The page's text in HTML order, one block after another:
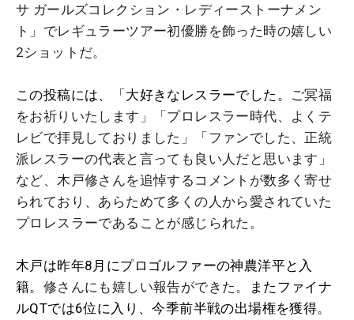
サ ガールズコレクション・レディーストーナメン
ト 」でレギュラーツアー初優勝を飾った時の嬉しい
2ショットだ。
この投稿には、「大好きなレスラーでした。 ご冥福
をお祈りいたします」「プロレスラー時代、よくテ
レビで拝見しておりました」「ファンでした、正統
派レスラーの代表と言っても良い人だと思います」
など、木戸修さんを追悼するコメントが数多く寄せ
られており、あらためて多くの人から愛されていた
プロレスラーであることが感じられた。
木戸は昨年8月にプロゴルファーの神農洋平と入
籍。 修さんにも嬉しい報告ができた。
またファイナ
ルQTでは6位に入り、今季前半戦の出場権を獲得。